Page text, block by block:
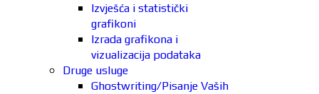
Izvješća i statistički
grafikoni
Izrada grafikona i
vizualizacija podataka
Druge usluge
Ghostwriting/Pisanje Vaših